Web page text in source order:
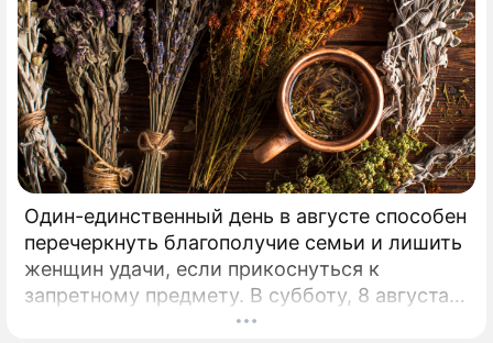
Один-единственный день в августе способен
перечеркнуть благополучие семьи и лишить
женщин удачи, если прикоснуться к
запретному предмету. В субботу, 8 августа,
православная церковь молитвенно чтит